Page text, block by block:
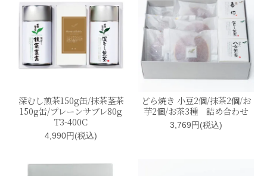
深むし煎茶150g缶/抹茶茎茶
150g缶/プレーンサブレ80g
T3-400C
4,990円(税込)
どら焼き 小豆2個/抹茶2個/お
芋2個/お茶3種 詰め合わせ
3,769円(税込)